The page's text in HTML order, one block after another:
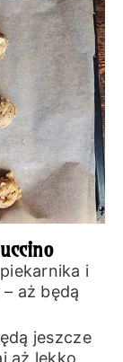
i
aż będą
jeszcze
aż lekko